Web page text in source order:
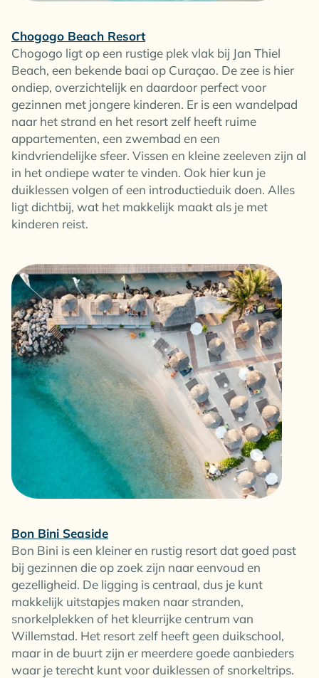
Chogogo Beach Resort
Chogogo ligt op een rustige plek vlak bij Jan Thiel
Beach, een bekende baai op Curaçao. De zee is hier
ondiep, overzichtelijk en daardoor perfect voor
gezinnen met jongere kinderen. Er is een wandelpad
naar het strand en het resort zelf heeft ruime
appartementen, een zwembad en een
kindvriendelijke sfeer. Vissen en kleine zeeleven zijn al
in het ondiepe water te vinden. Ook hier kun je
duiklessen volgen of een introductieduik doen. Alles
ligt dichtbij, wat het makkelijk maakt als je met
kinderen reist.
Bon Bini Seaside
Bon Bini is een kleiner en rustig resort dat goed past
bij gezinnen die op zoek zijn naar eenvoud en
gezelligheid. De ligging is centraal, dus je kunt
makkelijk uitstapjes maken naar stranden,
snorkelplekken of het kleurrijke centrum van
Willemstad. Het resort zelf heeft geen duikschool,
maar in de buurt zijn er meerdere goede aanbieders
waar je terecht kunt voor duiklessen of snorkeltrips.